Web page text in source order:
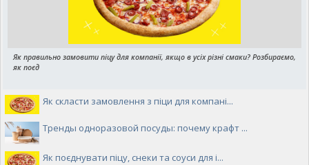
Як правильно замовити піцу для компанії, якщо в усіх різні смаки? Розбираємо,
як поєд
Як скласти замовлення з піци для компані...
Тренды одноразовой посуды: почему крафт ...
Як поєднувати піцу, снеки та соуси для і...